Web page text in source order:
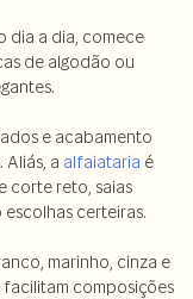
dia a dia, comece
de algodão ou
e acabamento
a alfaiataria é
corte reto, saias
certeiras.
marinho, cinza e
facilitam composições